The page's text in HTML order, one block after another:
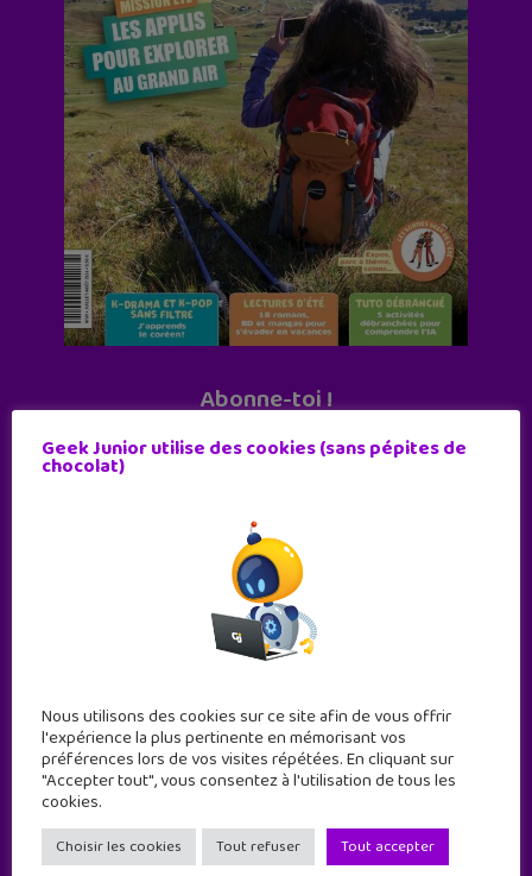
Abonne-toi !
11 numéros par an
Geek Junior est le premier site de culture numérique
à destination des adolescents.
Geek Junior utilise des cookies (sans pépites de
chocolat)
Nous utilisons des cookies sur ce site afin de vous offrir
l'expérience la plus pertinente en mémorisant vos
préférences lors de vos visites répétées. En cliquant sur
"Accepter tout", vous consentez à l'utilisation de tous les
cookies.
Choisir les cookies Tout refuser Tout accepter